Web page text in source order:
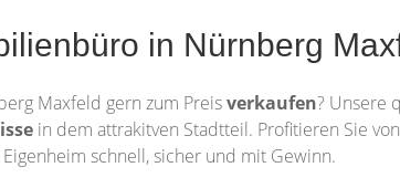
in Nürnberg
Maxfeld gern zum Preisverkaufen? Unsere
in dem attrakitven Stadtteil. Profitieren Sie
schnell, sicher und mit Gewinn.